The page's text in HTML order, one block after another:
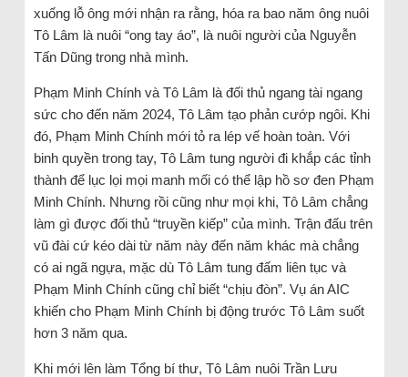
xuống lỗ ông mới nhận ra rằng, hóa ra bao năm ông nuôi
Tô Lâm là nuôi “ong tay áo”, là nuôi người của Nguyễn
Tấn Dũng trong nhà mình.
Phạm Minh Chính và Tô Lâm là đối thủ ngang tài ngang
sức cho đến năm 2024, Tô Lâm tạo phản cướp ngôi. Khi
đó, Phạm Minh Chính mới tỏ ra lép vế hoàn toàn. Với
binh quyền trong tay, Tô Lâm tung người đi khắp các tỉnh
thành để lục lọi mọi manh mối có thể lập hồ sơ đen Phạm
Minh Chính. Nhưng rồi cũng như mọi khi, Tô Lâm chẳng
làm gì được đối thủ “truyền kiếp” của mình. Trận đấu trên
vũ đài cứ kéo dài từ năm này đến năm khác mà chẳng
có ai ngã ngựa, mặc dù Tô Lâm tung đấm liên tục và
Phạm Minh Chính cũng chỉ biết “chịu đòn”. Vụ án AIC
khiến cho Phạm Minh Chính bị động trước Tô Lâm suốt
hơn 3 năm qua.
Khi mới lên làm Tổng bí thư, Tô Lâm nuôi Trần Lưu